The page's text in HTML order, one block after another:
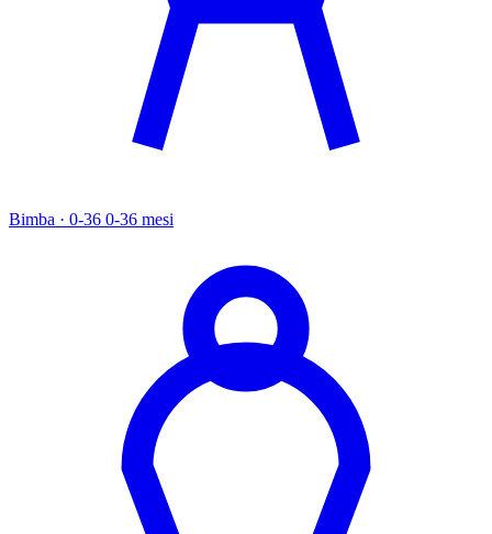
Bimba · 0-36 0-36 mesi